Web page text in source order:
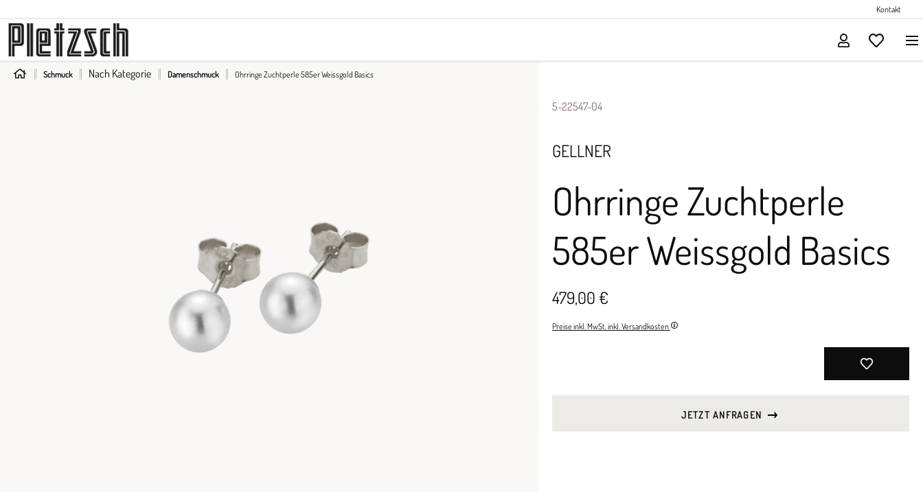
Kontakt
Maurice Lacroix
Gellner
Schmuck Nach Kategorie Damenschmuck Ohrringe Zuchtperle 585er Weissgold Basics
5-22547-04
GELLNER
Ohrringe Zuchtperle
585er Weissgold Basics
479,00 €
Preise inkl. MwSt. inkl. Versandkosten
JETZT ANFRAGEN